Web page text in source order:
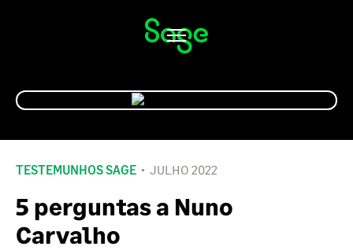
Alternar
navegação
TESTEMUNHOS SAGE JULHO 2022
5 perguntas a Nuno
Carvalho